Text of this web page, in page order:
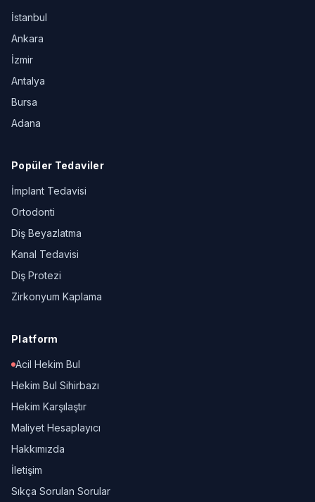
İstanbul
Ankara
İzmir
Antalya
Bursa
Adana
Popüler Tedaviler
İmplant Tedavisi
Ortodonti
Diş Beyazlatma
Kanal Tedavisi
Diş Protezi
Zirkonyum Kaplama
Platform
Acil Hekim Bul
Hekim Bul Sihirbazı
Hekim Karşılaştır
Maliyet Hesaplayıcı
Hakkımızda
İletişim
Sıkça Sorulan Sorular